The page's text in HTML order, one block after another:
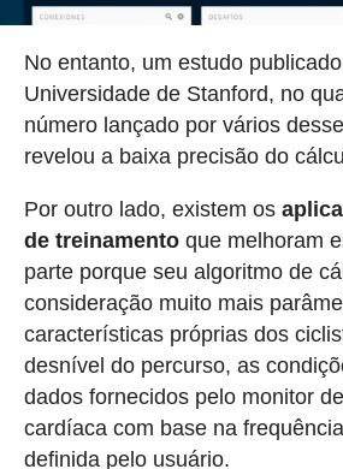
No entanto, um estudo
Universidade de Stanford, no
número lançado por vários
revelou a baixa precisão do
Por outro lado, existem os
de treinamentoque melhoram
parte porque seu algoritmo de
consideração muito mais
características próprias dos
desnível do percurso, as
dados fornecidos pelo monitor
cardíaca com base na
definida pelo usuário.